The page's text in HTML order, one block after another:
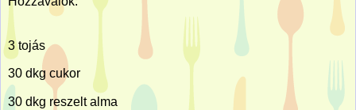
3 tojás
30 dkg cukor
30 dkg reszelt alma